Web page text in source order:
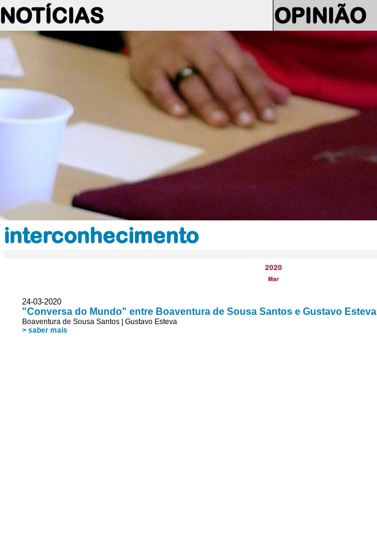
NOTÍCIAS OPINIÃO
interconhecimento
2020
Mar
24-03-2020
"Conversa do Mundo" entre Boaventura de Sousa Santos e Gustavo Esteva
Boaventura de Sousa Santos
Gustavo Esteva
> saber mais